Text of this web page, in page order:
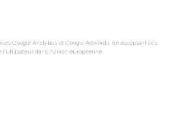
Google Analytics et Google Adwords. En acceptant ces
l'utilisateur dans l'Union européenne.